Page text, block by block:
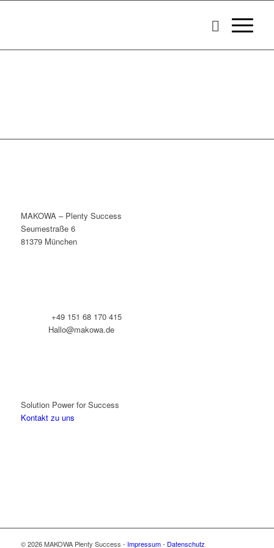
MAKOWA – Plenty Success
Seumestraße 6
81379 München
+49 151 68 170 415
Hallo@makowa.de
Solution Power for Success
Kontakt zu uns
© 2026 MAKOWA Plenty Success - Impressum- Datenschutz